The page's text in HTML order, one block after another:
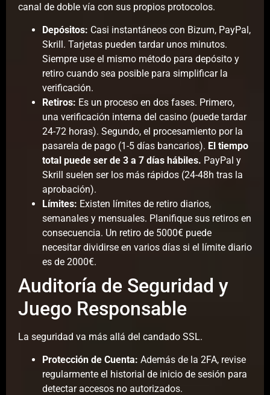
canal de doble vía con sus propios protocolos.
Depósitos: Casi instantáneos con Bizum, PayPal,
Skrill. Tarjetas pueden tardar unos minutos.
Siempre use el mismo método para depósito y
retiro cuando sea posible para simplificar la
verificación.
Retiros: Es un proceso en dos fases. Primero,
una verificación interna del casino (puede tardar
24-72 horas). Segundo, el procesamiento por la
pasarela de pago (1-5 días bancarios). El tiempo
total puede ser de 3 a 7 días hábiles. PayPal y
Skrill suelen ser los más rápidos (24-48h tras la
aprobación).
Límites: Existen límites de retiro diarios,
semanales y mensuales. Planifique sus retiros en
consecuencia. Un retiro de 5000€ puede
necesitar dividirse en varios días si el límite diario
es de 2000€.
Auditoría de Seguridad y
Juego Responsable
La seguridad va más allá del candado SSL.
Protección de Cuenta: Además de la 2FA, revise
regularmente el historial de inicio de sesión para
detectar accesos no autorizados.